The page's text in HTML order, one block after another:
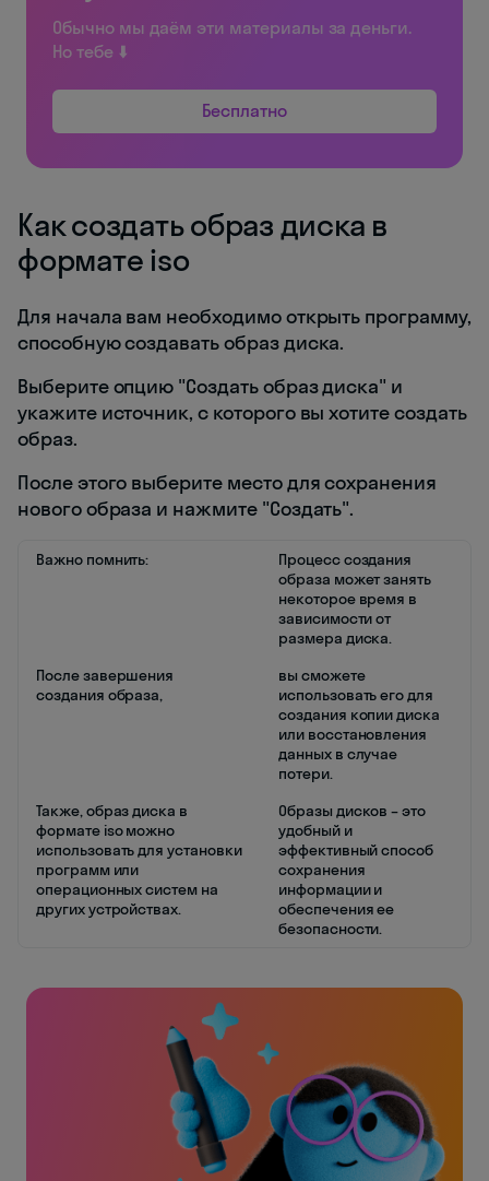
Обычно мы даём эти материалы за деньги.
Но тебе ⬇️
Бесплатно
Как создать образ диска в
формате iso
Для начала вам необходимо открыть программу,
способную создавать образ диска.
Выберите опцию "Создать образ диска" и
укажите источник, с которого вы хотите создать
образ.
После этого выберите место для сохранения
нового образа и нажмите "Создать".
Важно помнить:
Процесс создания
образа может занять
некоторое время в
зависимости от
размера диска.
После завершения
создания образа,
вы сможете
использовать его для
создания копии диска
или восстановления
данных в случае
потери.
Также, образ диска в
формате iso можно
использовать для установки
программ или
операционных систем на
других устройствах.
Образы дисков – это
удобный и
эффективный способ
сохранения
информации и
обеспечения ее
безопасности.